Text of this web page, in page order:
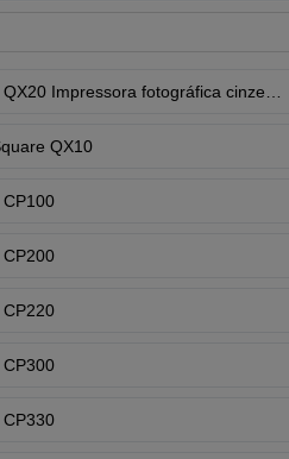
QX10
CP100
CP200
CP220
CP300
CP330